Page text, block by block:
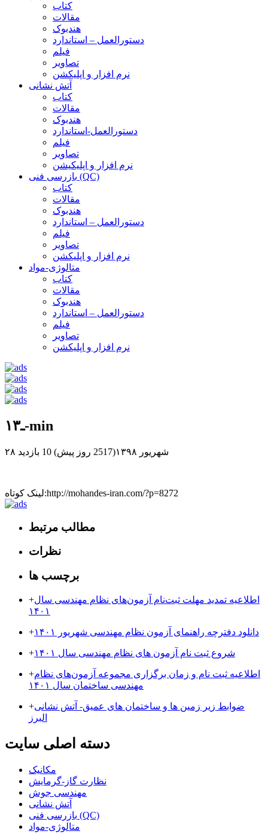
کتاب
مقالات
هندبوک
دستورالعمل – استاندارد
فیلم
تصاویر
نرم افزار و اپلیکشن
آتش نشانی
کتاب
مقالات
هندبوک
دستورالعمل-استاندارد
فیلم
تصاویر
نرم افزار و اپلیکیشن
بازرسی فنی (QC)
کتاب
مقالات
هندبوک
دستورالعمل – استاندارد
فیلم
تصاویر
نرم افزار و اپلیکشن
متالوژی-مواد
کتاب
مقالات
هندبوک
دستورالعمل – استاندارد
فیلم
تصاویر
نرم افزار و اپلیکشن
۱ـ۳-min
۲۸ شهریور ۱۳۹۸(2517 روز پیش) 10 بازدید
لینک کوتاه:http://mohandes-iran.com/?p=8272
مطالب مرتبط
نظرات
برچسب ها
+اطلاعیه تمدید مهلت ثبت‌نام آزمون‌های نظام مهندسی سال
۱۴۰۱
+ دانلود دفترچه راهنمای آزمون نظام مهندسی شهریور ۱۴۰۱
+ شروع ثبت نام آزمون های نظام مهندسی سال ۱۴۰۱
+اطلاعیه ثبت نام و زمان برگزاری مجموعه آزمون‌های نظام
مهندسی ساختمان سال ۱۴۰۱
+ضوابط زیر زمین ها و ساختمان های عمیق- آتش نشانی
البرز
دسته اصلی سایت
مکانیک
نظارت گاز-گرمایش
مهندسی جوش
آتش نشانی
بازرسی فنی (QC)
متالوژی-مواد